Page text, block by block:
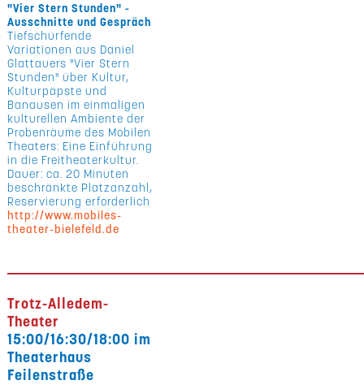
"Vier Stern Stunden" -
Ausschnitte und Gespräch
Tiefschürfende
Variationen aus Daniel
Glattauers "Vier Stern
Stunden" über Kultur,
Kulturpäpste und
Banausen im einmaligen
kulturellen Ambiente der
Probenräume des Mobilen
Theaters: Eine Einführung
in die Freitheaterkultur.
Dauer: ca. 20 Minuten
beschränkte Platzanzahl,
Reservierung erforderlich
http://www.mobiles-
theater-bielefeld.de
Trotz-Alledem-
Theater
15:00/16:30/18:00 im
Theaterhaus
Feilenstraße